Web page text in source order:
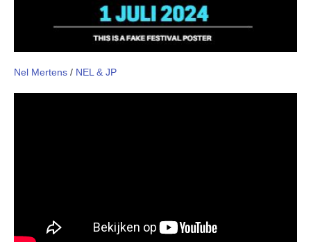
Nel Mertens / NEL & JP